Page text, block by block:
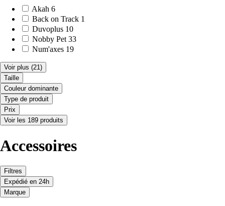
Akah 6
Back on Track 1
Duvoplus 10
Nobby Pet 33
Num'axes 19
Voir plus (21)
Taille
Couleur dominante
Type de produit
Prix
Voir les 189 produits
Accessoires
Filtres
Expédié en 24h
Marque